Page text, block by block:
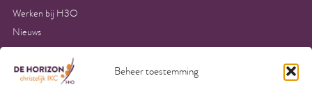
Beheer toestemming
Werken bij H3O
Nieuws
Inschrijven Onderwijs
Aanvullende voorwaarden kinderopvang
Algemene voorwaarden kinderopvang